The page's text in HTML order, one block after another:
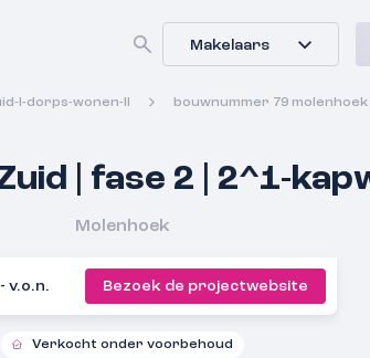
Makelaars
l-dorps-wonen-ll bouwnummer 79
| fase 2 | 2^1-
Molenhoek
v.o.n. Bezoek de projectwebsite
Verkocht onder voorbehoud